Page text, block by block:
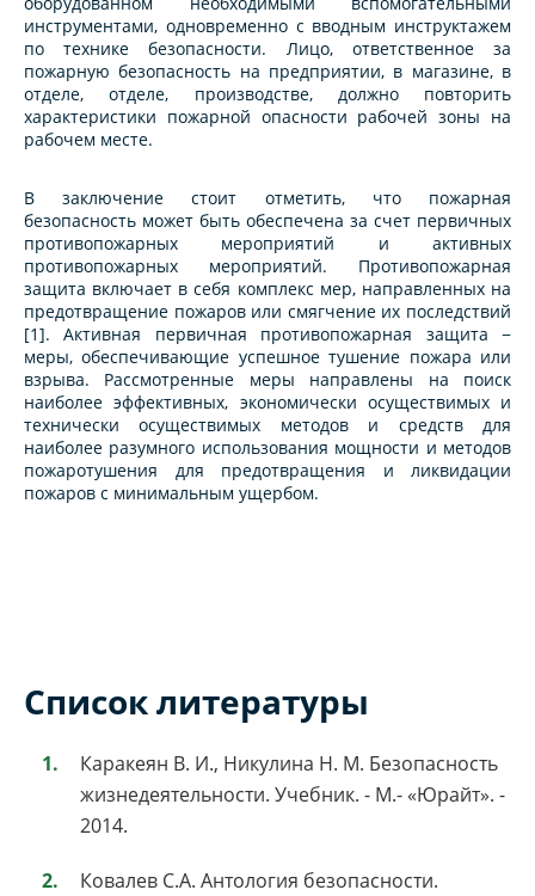
инструментами, одновременно с вводным инструктажем
по технике безопасности. Лицо, ответственное за
пожарную безопасность на предприятии, в магазине, в
отделе, отделе, производстве, должно повторить
характеристики пожарной опасности рабочей зоны на
рабочем месте.
В заключение стоит отметить, что пожарная
безопасность может быть обеспечена за счет первичных
противопожарных мероприятий и активных
противопожарных мероприятий. Противопожарная
защита включает в себя комплекс мер, направленных на
предотвращение пожаров или смягчение их последствий
[1]. Активная первичная противопожарная защита −
меры, обеспечивающие успешное тушение пожара или
взрыва. Рассмотренные меры направлены на поиск
наиболее эффективных, экономически осуществимых и
технически осуществимых методов и средств для
наиболее разумного использования мощности и методов
пожаротушения для предотвращения и ликвидации
пожаров с минимальным ущербом.
Список литературы
Каракеян В. И., Никулина Н. М. Безопасность
жизнедеятельности. Учебник. - М.- «Юрайт». -
2014.
Ковалев С.А. Антология безопасности.